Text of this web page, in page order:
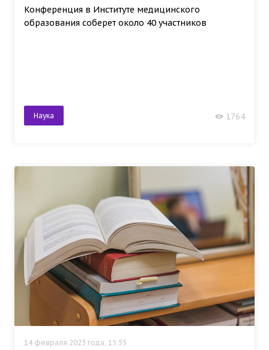
Конференция в Институте медицинского
образования соберет около 40 участников
Наука 1764
14 февраля 2023 года, 15:55